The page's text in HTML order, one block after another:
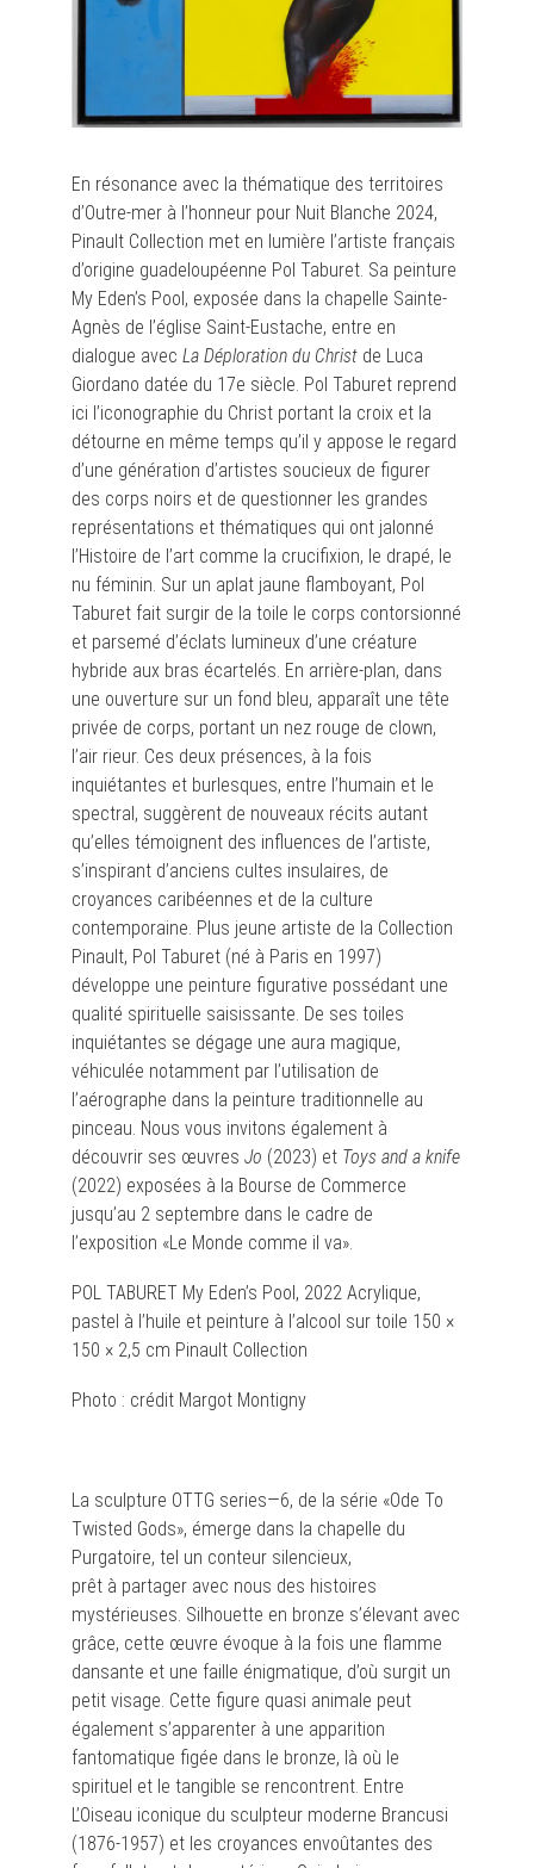
En résonance avec la thématique des territoires
d’Outre-mer à l’honneur pour Nuit Blanche 2024,
Pinault Collection met en lumière l’artiste français
d’origine guadeloupéenne Pol Taburet. Sa peinture
My Eden’s Pool, exposée dans la chapelle Sainte-
Agnès de l’église Saint-Eustache, entre en
dialogue avec La Déploration du Christ de Luca
Giordano datée du 17e siècle. Pol Taburet reprend
ici l’iconographie du Christ portant la croix et la
détourne en même temps qu’il y appose le regard
d’une génération d’artistes soucieux de figurer
des corps noirs et de questionner les grandes
représentations et thématiques qui ont jalonné
l’Histoire de l’art comme la crucifixion, le drapé, le
nu féminin. Sur un aplat jaune flamboyant, Pol
Taburet fait surgir de la toile le corps contorsionné
et parsemé d’éclats lumineux d’une créature
hybride aux bras écartelés. En arrière-plan, dans
une ouverture sur un fond bleu, apparaît une tête
privée de corps, portant un nez rouge de clown,
l’air rieur. Ces deux présences, à la fois
inquiétantes et burlesques, entre l’humain et le
spectral, suggèrent de nouveaux récits autant
qu’elles témoignent des influences de l’artiste,
s’inspirant d’anciens cultes insulaires, de
croyances caribéennes et de la culture
contemporaine. Plus jeune artiste de la Collection
Pinault, Pol Taburet (né à Paris en 1997)
développe une peinture figurative possédant une
qualité spirituelle saisissante. De ses toiles
inquiétantes se dégage une aura magique,
véhiculée notamment par l’utilisation de
l’aérographe dans la peinture traditionnelle au
pinceau. Nous vous invitons également à
découvrir ses œuvres Jo (2023) et Toys and a knife
(2022) exposées à la Bourse de Commerce
jusqu’au 2 septembre dans le cadre de
l’exposition «Le Monde comme il va».
POL TABURET My Eden’s Pool, 2022 Acrylique,
pastel à l’huile et peinture à l’alcool sur toile 150 ×
150 × 2,5 cm Pinault Collection
Photo : crédit Margot Montigny
La sculpture OTTG series—6, de la série «Ode To
Twisted Gods», émerge dans la chapelle du
Purgatoire, tel un conteur silencieux,
prêt à partager avec nous des histoires
mystérieuses. Silhouette en bronze s’élevant avec
grâce, cette œuvre évoque à la fois une flamme
dansante et une faille énigmatique, d’où surgit un
petit visage. Cette figure quasi animale peut
également s’apparenter à une apparition
fantomatique figée dans le bronze, là où le
spirituel et le tangible se rencontrent. Entre
L’Oiseau iconique du sculpteur moderne Brancusi
(1876-1957) et les croyances envoûtantes des